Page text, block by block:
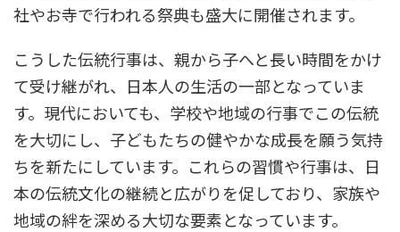
社やお寺で行われる祭典も盛大に開催されます。
こうした伝統行事は、親から子へと長い時間をかけ
て受け継がれ、日本人の生活の一部となっていま
す。現代においても、学校や地域の行事でこの伝統
を大切にし、子どもたちの健やかな成長を願う気持
ちを新たにしています。これらの習慣や行事は、日
本の伝統文化の継続と広がりを促しており、家族や
地域の絆を深める大切な要素となっています。